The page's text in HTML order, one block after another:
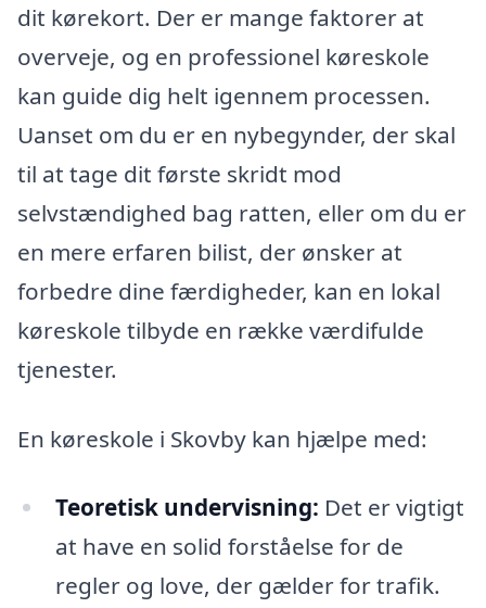
dit kørekort. Der er mange faktorer at
overveje, og en professionel køreskole
kan guide dig helt igennem processen.
Uanset om du er en nybegynder, der skal
til at tage dit første skridt mod
selvstændighed bag ratten, eller om du er
en mere erfaren bilist, der ønsker at
forbedre dine færdigheder, kan en lokal
køreskole tilbyde en række værdifulde
tjenester.
En køreskole i Skovby kan hjælpe med:
Teoretisk undervisning: Det er vigtigt
at have en solid forståelse for de
regler og love, der gælder for trafik.